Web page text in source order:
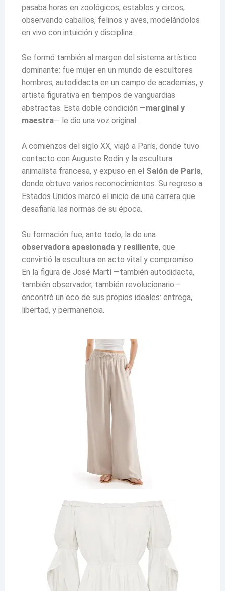
pasaba horas en zoológicos, establos y circos,
observando caballos, felinos y aves, modelándolos
en vivo con intuición y disciplina.
Se formó también al margen del sistema artístico
dominante: fue mujer en un mundo de escultores
hombres, autodidacta en un campo de academias, y
artista figurativa en tiempos de vanguardias
abstractas. Esta doble condición —marginal y
maestra— le dio una voz original.
A comienzos del siglo XX, viajó a París, donde tuvo
contacto con Auguste Rodin y la escultura
animalista francesa, y expuso en el Salón de París,
donde obtuvo varios reconocimientos. Su regreso a
Estados Unidos marcó el inicio de una carrera que
desafiaría las normas de su época.
Su formación fue, ante todo, la de una
observadora apasionada y resiliente, que
convirtió la escultura en acto vital y compromiso.
En la figura de José Martí —también autodidacta,
también observador, también revolucionario—
encontró un eco de sus propios ideales: entrega,
libertad, y permanencia.